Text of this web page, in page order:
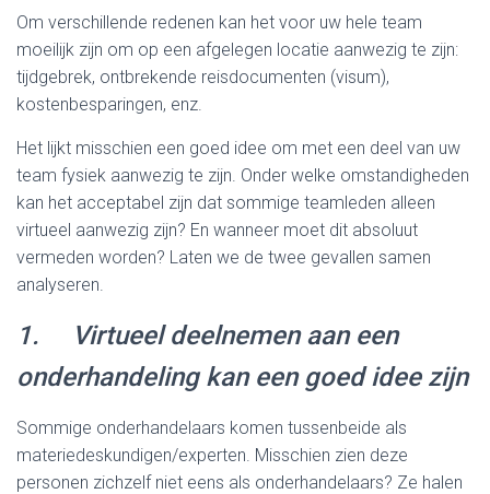
Om verschillende redenen kan het voor uw hele team
moeilijk zijn om op een afgelegen locatie aanwezig te zijn:
tijdgebrek, ontbrekende reisdocumenten (visum),
kostenbesparingen, enz.
Het lijkt misschien een goed idee om met een deel van uw
team fysiek aanwezig te zijn. Onder welke omstandigheden
kan het acceptabel zijn dat sommige teamleden alleen
virtueel aanwezig zijn? En wanneer moet dit absoluut
vermeden worden? Laten we de twee gevallen samen
analyseren.
1. Virtueel deelnemen aan een
onderhandeling kan een goed idee zijn
Sommige onderhandelaars komen tussenbeide als
materiedeskundigen/experten. Misschien zien deze
personen zichzelf niet eens als onderhandelaars? Ze halen